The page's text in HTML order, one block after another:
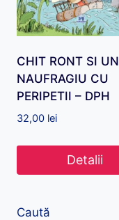
CHIT RONT SI UN
NAUFRAGIU CU
PERIPETII – DPH
32,00 lei
Detalii
Caută